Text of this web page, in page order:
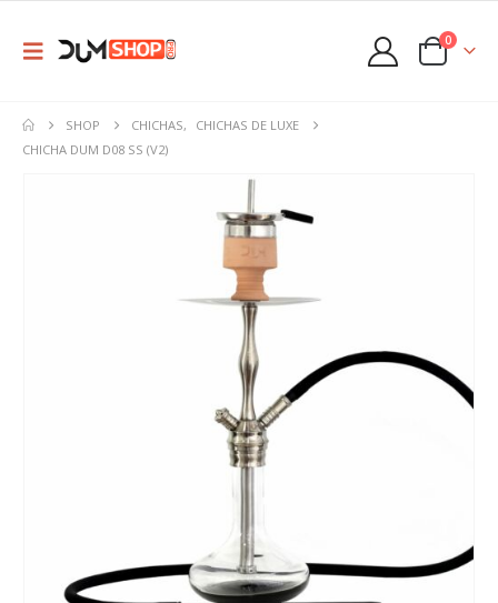
0
SHOP CHICHAS,
CHICHAS DE LUXE
CHICHA DUM D08 SS (V2)